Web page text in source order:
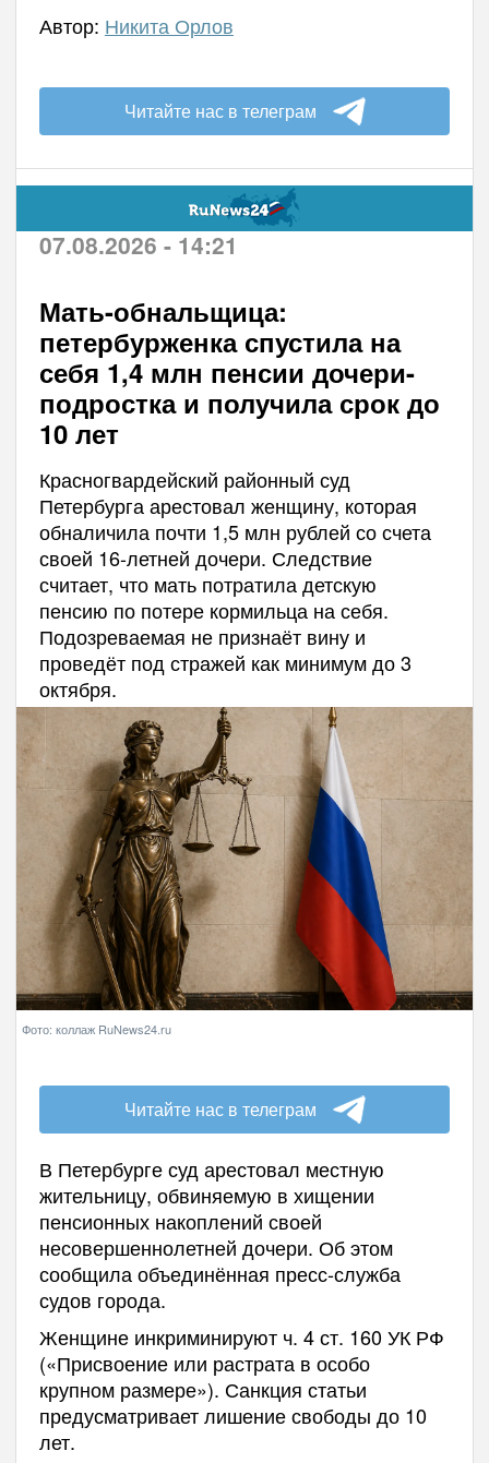
Автор: Никита Орлов
Читайте нас в телеграм
07.08.2026 - 14:21
Мать-обнальщица:
петербурженка спустила на
себя 1,4 млн пенсии дочери-
подростка и получила срок до
10 лет
Красногвардейский районный суд
Петербурга арестовал женщину, которая
обналичила почти 1,5 млн рублей со счета
своей 16-летней дочери. Следствие
считает, что мать потратила детскую
пенсию по потере кормильца на себя.
Подозреваемая не признаёт вину и
проведёт под стражей как минимум до 3
октября.
Фото: коллаж RuNews24.ru
Читайте нас в телеграм
В Петербурге суд арестовал местную
жительницу, обвиняемую в хищении
пенсионных накоплений своей
несовершеннолетней дочери. Об этом
сообщила объединённая пресс-служба
судов города.
Женщине инкриминируют ч. 4 ст. 160 УК РФ
(«Присвоение или растрата в особо
крупном размере»). Санкция статьи
предусматривает лишение свободы до 10
лет.